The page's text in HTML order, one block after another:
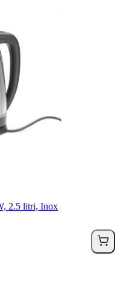
2.5 litri, Inox